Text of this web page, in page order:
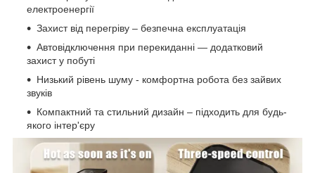
електроенергії
Захист від перегріву – безпечна експлуатація
Автовідключення при перекиданні — додатковий
захист у побуті
Низький рівень шуму - комфортна робота без зайвих
звуків
Компактний та стильний дизайн – підходить для будь-
якого інтер'єру